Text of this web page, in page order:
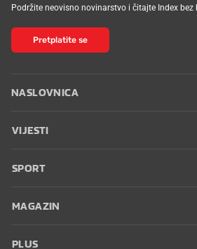
Podržite neovisno novinarstvo i čitajte Index bez
Pretplatite se
NASLOVNICA
VIJESTI
SPORT
MAGAZIN
PLUS